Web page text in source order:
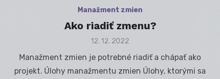
Manažment zmien
Ako riadiť zmenu?
Posted
12. 12. 2022
Manažment zmien je potrebné riadiť a chápať ako
projekt. Úlohy manažmentu zmien Úlohy, ktorými sa